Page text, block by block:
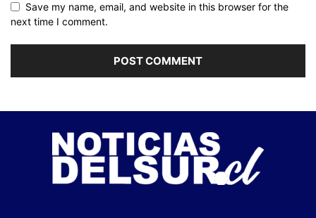
Save my name, email, and website in this browser for the
next time I comment.